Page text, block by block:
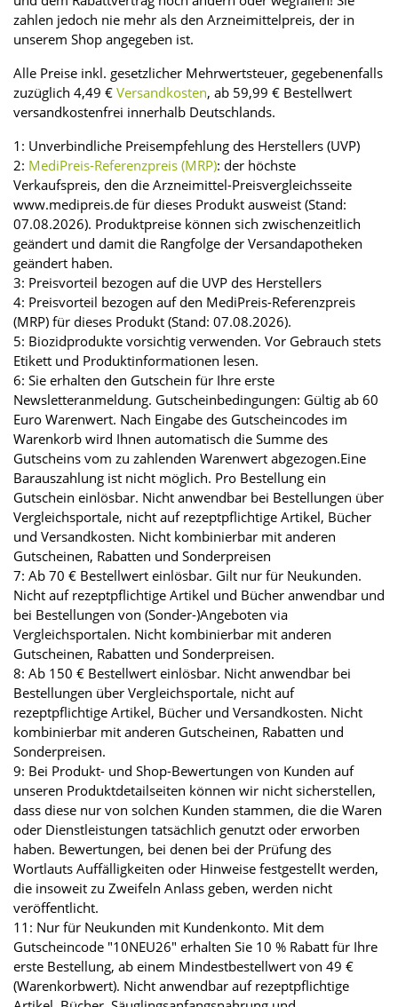
zahlen jedoch nie mehr als den Arzneimittelpreis, der in
unserem Shop angegeben ist.
Alle Preise inkl. gesetzlicher Mehrwertsteuer, gegebenenfalls
zuzüglich 4,49 € Versandkosten, ab 59,99 € Bestellwert
versandkostenfrei innerhalb Deutschlands.
1: Unverbindliche Preisempfehlung des Herstellers (UVP)
2: MediPreis-Referenzpreis (MRP): der höchste
Verkaufspreis, den die Arzneimittel-Preisvergleichsseite
www.medipreis.de für dieses Produkt ausweist (Stand:
07.08.2026). Produktpreise können sich zwischenzeitlich
geändert und damit die Rangfolge der Versandapotheken
geändert haben.
3: Preisvorteil bezogen auf die UVP des Herstellers
4: Preisvorteil bezogen auf den MediPreis-Referenzpreis
(MRP) für dieses Produkt (Stand: 07.08.2026).
5: Biozidprodukte vorsichtig verwenden. Vor Gebrauch stets
Etikett und Produktinformationen lesen.
6: Sie erhalten den Gutschein für Ihre erste
Newsletteranmeldung. Gutscheinbedingungen: Gültig ab 60
Euro Warenwert. Nach Eingabe des Gutscheincodes im
Warenkorb wird Ihnen automatisch die Summe des
Gutscheins vom zu zahlenden Warenwert abgezogen.Eine
Barauszahlung ist nicht möglich. Pro Bestellung ein
Gutschein einlösbar. Nicht anwendbar bei Bestellungen über
Vergleichsportale, nicht auf rezeptpflichtige Artikel, Bücher
und Versandkosten. Nicht kombinierbar mit anderen
Gutscheinen, Rabatten und Sonderpreisen
7: Ab 70 € Bestellwert einlösbar. Gilt nur für Neukunden.
Nicht auf rezeptpflichtige Artikel und Bücher anwendbar und
bei Bestellungen von (Sonder-)Angeboten via
Vergleichsportalen. Nicht kombinierbar mit anderen
Gutscheinen, Rabatten und Sonderpreisen.
8: Ab 150 € Bestellwert einlösbar. Nicht anwendbar bei
Bestellungen über Vergleichsportale, nicht auf
rezeptpflichtige Artikel, Bücher und Versandkosten. Nicht
kombinierbar mit anderen Gutscheinen, Rabatten und
Sonderpreisen.
9: Bei Produkt- und Shop-Bewertungen von Kunden auf
unseren Produktdetailseiten können wir nicht sicherstellen,
dass diese nur von solchen Kunden stammen, die die Waren
oder Dienstleistungen tatsächlich genutzt oder erworben
haben. Bewertungen, bei denen bei der Prüfung des
Wortlauts Auffälligkeiten oder Hinweise festgestellt werden,
die insoweit zu Zweifeln Anlass geben, werden nicht
veröffentlicht.
11: Nur für Neukunden mit Kundenkonto. Mit dem
Gutscheincode "10NEU26" erhalten Sie 10 % Rabatt für Ihre
erste Bestellung, ab einem Mindestbestellwert von 49 €
(Warenkorbwert). Nicht anwendbar auf rezeptpflichtige